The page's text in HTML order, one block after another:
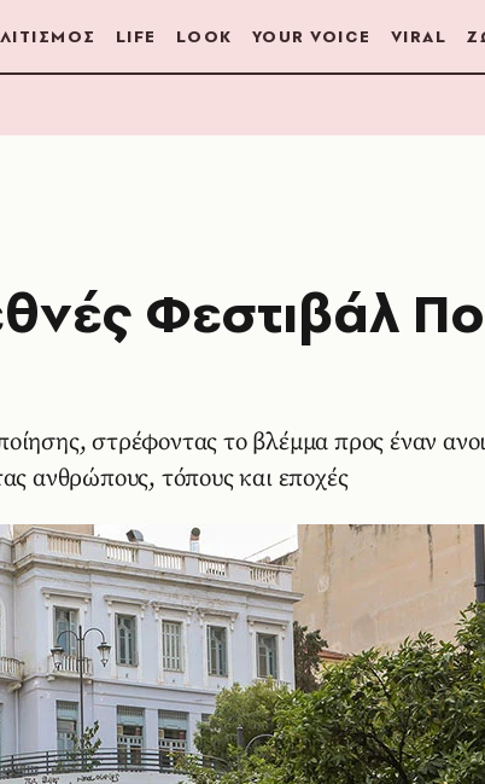
LIFE LOOK YOUR VOICE VIRAL
Φεστιβάλ
στρέφοντας το βλέμμα προς έναν
ανθρώπους, τόπους και εποχές